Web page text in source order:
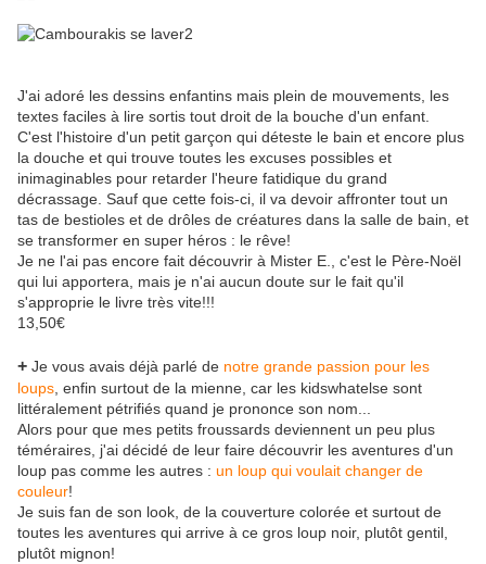
J'ai adoré les dessins enfantins mais plein de mouvements, les
textes faciles à lire sortis tout droit de la bouche d'un enfant.
C'est l'histoire d'un petit garçon qui déteste le bain et encore plus
la douche et qui trouve toutes les excuses possibles et
inimaginables pour retarder l'heure fatidique du grand
décrassage. Sauf que cette fois-ci, il va devoir affronter tout un
tas de bestioles et de drôles de créatures dans la salle de bain, et
se transformer en super héros : le rêve!
Je ne l'ai pas encore fait découvrir à Mister E., c'est le Père-Noël
qui lui apportera, mais je n'ai aucun doute sur le fait qu'il
s'approprie le livre très vite!!!
13,50€
+ Je vous avais déjà parlé de notre grande passion pour les
loups , enfin surtout de la mienne, car les kidswhatelse sont
littéralement pétrifiés quand je prononce son nom...
Alors pour que mes petits froussards deviennent un peu plus
téméraires, j'ai décidé de leur faire découvrir les aventures d'un
loup pas comme les autres : un loup qui voulait changer de
couleur!
Je suis fan de son look, de la couverture colorée et surtout de
toutes les aventures qui arrive à ce gros loup noir, plutôt gentil,
plutôt mignon!